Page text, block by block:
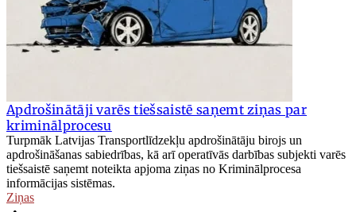
Apdrošinātāji varēs tiešsaistē saņemt ziņas par
kriminālprocesu
Turpmāk Latvijas Transportlīdzekļu apdrošinātāju birojs un
apdrošināšanas sabiedrības, kā arī operatīvās darbības subjekti varēs
tiešsaistē saņemt noteikta apjoma ziņas no Kriminālprocesa
informācijas sistēmas.
Ziņas